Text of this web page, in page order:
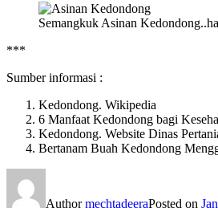
Semangkuk Asinan
***
Sumber informasi :
Kedondong. Wikipedia
6 Manfaat Kedondong bagi
Kedondong. Website Dinas
Bertanam Buah Kedondong
AuthormechtadeeraPosted on